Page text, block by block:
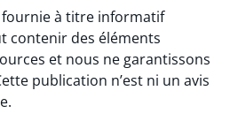
à titre informatif
contenir des éléments
et nous ne garantissons
publication n’est ni un avis